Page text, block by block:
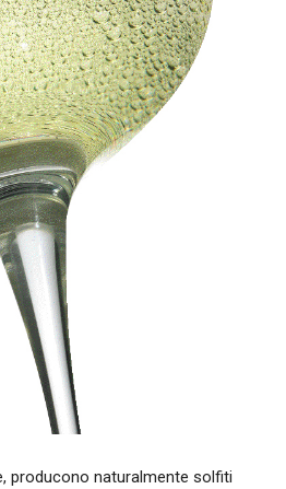
producono naturalmente solfiti